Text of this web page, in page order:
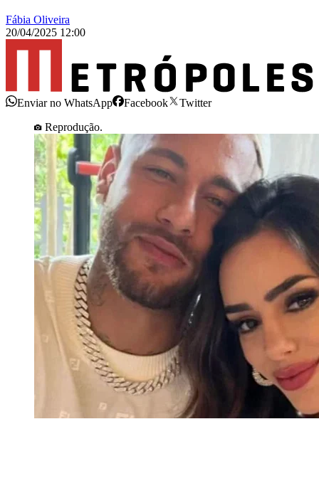
Fábia Oliveira
20/04/2025 12:00
Enviar no WhatsApp Facebook
Twitter
Reprodução.